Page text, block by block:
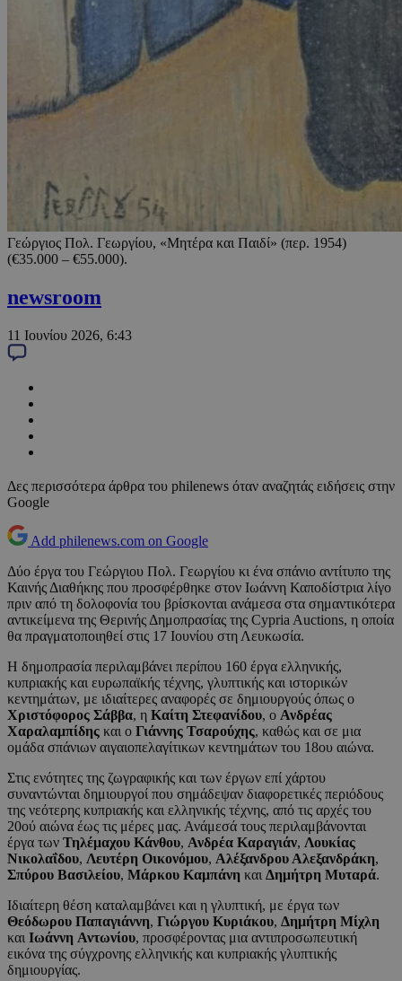
Γεώργιος Πολ. Γεωργίου, «Μητέρα και Παιδί» (περ. 1954)
(€35.000 – €55.000).
newsroom
11 Ιουνίου 2026, 6:43
Δες περισσότερα άρθρα του philenews όταν αναζητάς ειδήσεις στην
Google
Add philenews.com on Google
Δύο έργα του Γεώργιου Πολ. Γεωργίου κι ένα σπάνιο αντίτυπο της
Καινής Διαθήκης που προσφέρθηκε στον Ιωάννη Καποδίστρια λίγο
πριν από τη δολοφονία του βρίσκονται ανάμεσα στα σημαντικότερα
αντικείμενα της Θερινής Δημοπρασίας της Cypria Auctions, η οποία
θα πραγματοποιηθεί στις 17 Ιουνίου στη Λευκωσία.
Η δημοπρασία περιλαμβάνει περίπου 160 έργα ελληνικής,
κυπριακής και ευρωπαϊκής τέχνης, γλυπτικής και ιστορικών
κεντημάτων, με ιδιαίτερες αναφορές σε δημιουργούς όπως ο
Χριστόφορος Σάββα, η Καίτη Στεφανίδου, ο Ανδρέας
Χαραλαμπίδης και ο Γιάννης Τσαρούχης, καθώς και σε μια
ομάδα σπάνιων αιγαιοπελαγίτικων κεντημάτων του 18ου αιώνα.
Στις ενότητες της ζωγραφικής και των έργων επί χάρτου
συναντώνται δημιουργοί που σημάδεψαν διαφορετικές περιόδους
της νεότερης κυπριακής και ελληνικής τέχνης, από τις αρχές του
20ού αιώνα έως τις μέρες μας. Ανάμεσά τους περιλαμβάνονται
έργα των Τηλέμαχου Κάνθου, Ανδρέα Καραγιάν, Λουκίας
Νικολαΐδου, Λευτέρη Οικονόμου, Αλέξανδρου Αλεξανδράκη,
Σπύρου Βασιλείου, Μάρκου Καμπάνη και Δημήτρη Μυταρά.
Ιδιαίτερη θέση καταλαμβάνει και η γλυπτική, με έργα των
Θεόδωρου Παπαγιάννη, Γιώργου Κυριάκου, Δημήτρη Μίχλη
και Ιωάννη Αντωνίου, προσφέροντας μια αντιπροσωπευτική
εικόνα της σύγχρονης ελληνικής και κυπριακής γλυπτικής
δημιουργίας.